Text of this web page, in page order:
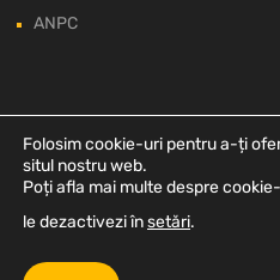
ANPC
Folosim cookie-uri pentru a-ți
situl nostru web.
Poți afla mai multe despre
le dezactivezi însetări.